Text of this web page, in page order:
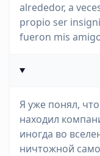
alrededor, a
propio ser
fueron mis
Я уже понял,
находил
иногда во
ничтожной